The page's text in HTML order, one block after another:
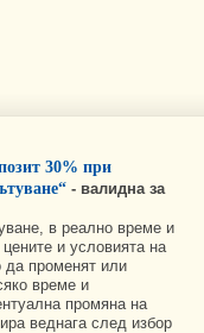
30% при
- валидна за
в реално време и
и условията на
да променят или
време и
промяна на
веднага след избор